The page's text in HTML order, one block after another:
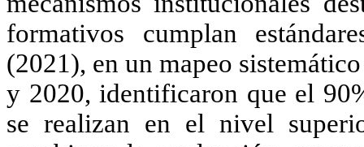
formativos cumplan
(2021), en un mapeo
y 2020, identificaron que el
se realizan en el nivel